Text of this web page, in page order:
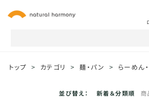
トップ > カテゴリ > 麺・パン > らーめん
並び替え： 新着＆分類順 商